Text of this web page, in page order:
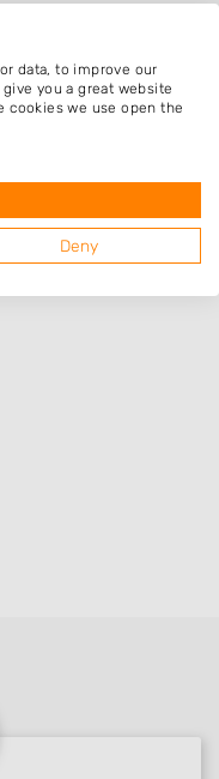
data, to improve our
you a great website
cookies we use open the
Deny